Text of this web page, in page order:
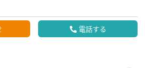
電話する